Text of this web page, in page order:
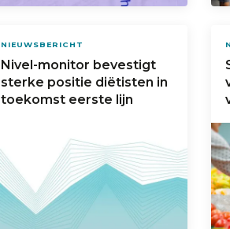
NIEUWSBERICHT
Nivel-monitor bevestigt
sterke positie diëtisten in
toekomst eerste lijn